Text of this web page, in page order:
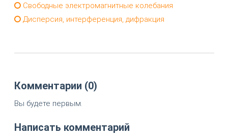
Свободные электромагнитные колебания
Дисперсия, интерференция, дифракция
Комментарии (0)
Вы будете первым.
Написать комментарий